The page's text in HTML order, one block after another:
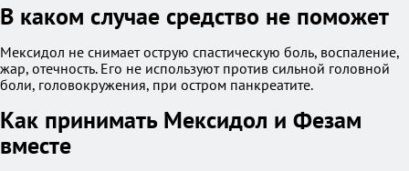
В каком случае средство не поможет
Мексидол не снимает острую спастическую боль, воспаление,
жар, отечность. Его не используют против сильной головной
боли, головокружения, при остром панкреатите.
Как принимать Мексидол и Фезам
вместе